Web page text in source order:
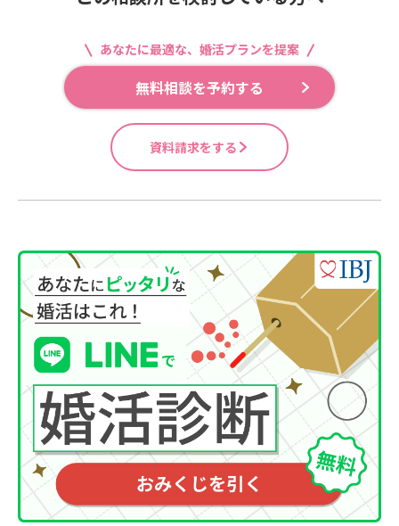
あなたに最適な、婚活プランを提案
無料相談を予約する
資料請求をする